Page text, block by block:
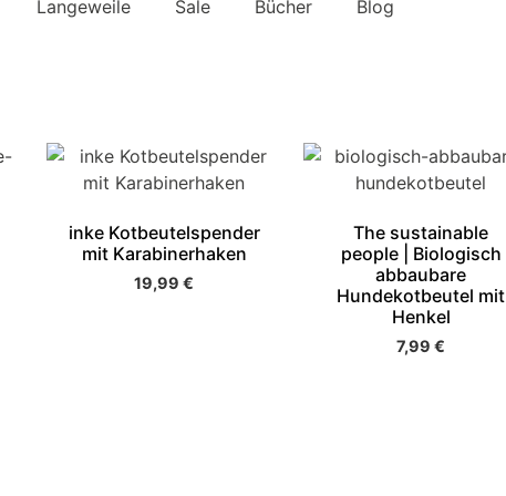
Langeweile Sale Bücher Blog
inke Kotbeutelspender
mit Karabinerhaken
19,99 €
The sustainable
people | Biologisch
abbaubare
Hundekotbeutel mit
Henkel
7,99 €